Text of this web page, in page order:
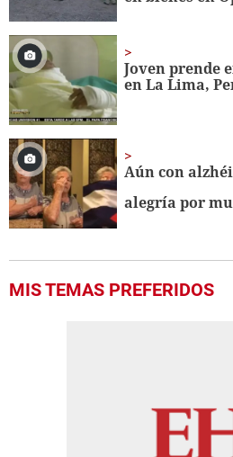
Joven prende
en La Lima,
Aún con
alegría por
MIS TEMAS PREFERIDOS